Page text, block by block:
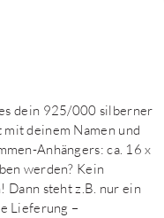
dein 925/000 silberner
deinem Namen und
Anhängers: ca. 16 x
werden? Kein
Dann steht z.B. nur ein
Lieferung –